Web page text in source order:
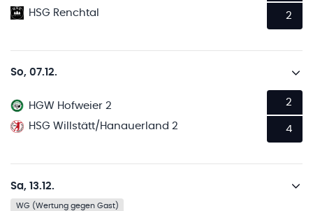
HSG Renchtal
2
So, 07.12.
HGW Hofweier 2
HSG Willstätt/Hanauerland 2
2
4
Sa, 13.12.
WG (Wertung gegen Gast)